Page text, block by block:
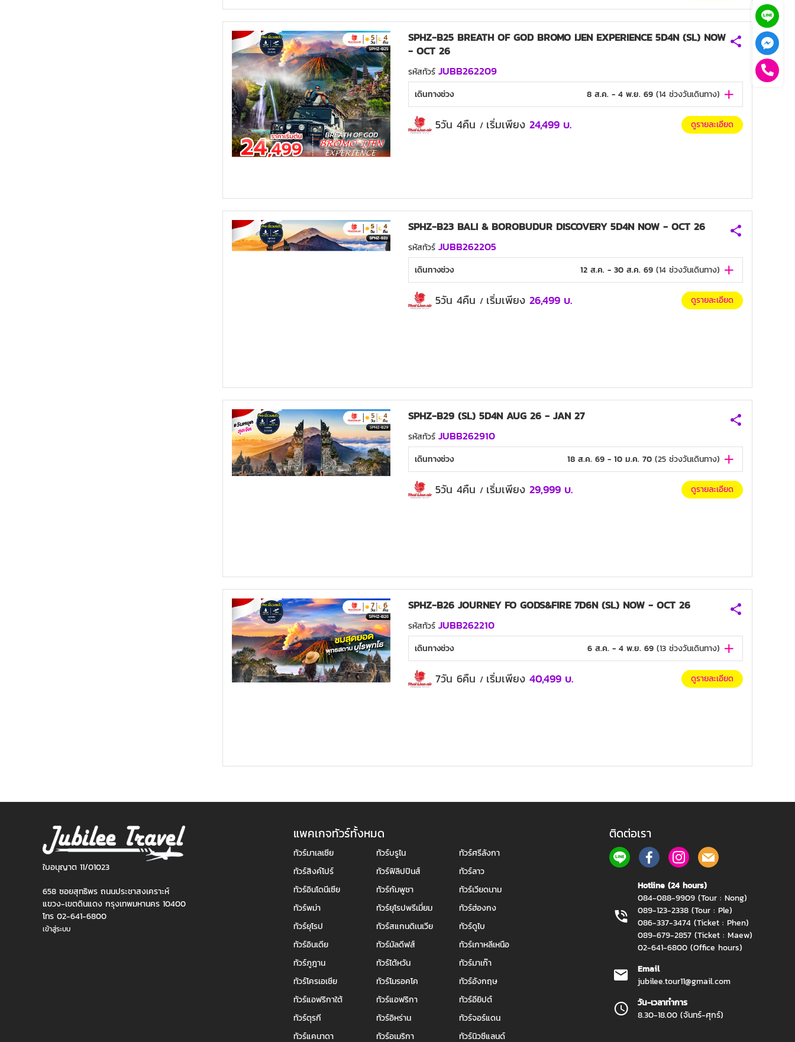
SPHZ-B25 BREATH OF GOD BROMO IJEN EXPERIENCE 5D4N (SL) NOW
- OCT 26
รหัสทัวร์ JUBB262209
เดินทางช่วง 8 ส.ค. - 4 พ.ย. 69 (14ช่วงวันเดินทาง)
5วัน 4คืน / เริ่มเพียง 24,499 บ. ดูรายละเอียด
SPHZ-B23 BALI & BOROBUDUR DISCOVERY 5D4N NOW - OCT 26
รหัสทัวร์ JUBB262205
เดินทางช่วง 12 ส.ค. - 30 ส.ค. 69 (14ช่วงวันเดินทาง)
5วัน 4คืน / เริ่มเพียง 26,499 บ. ดูรายละเอียด
SPHZ-B29 (SL) 5D4N AUG 26 - JAN 27
รหัสทัวร์ JUBB262910
เดินทางช่วง 18 ส.ค. 69 - 10 ม.ค. 70 (25ช่วงวันเดินทาง)
5วัน 4คืน / เริ่มเพียง 29,999 บ. ดูรายละเอียด
SPHZ-B26 JOURNEY FO GODS&FIRE 7D6N (SL) NOW - OCT 26
รหัสทัวร์ JUBB262210
เดินทางช่วง 6 ส.ค. - 4 พ.ย. 69 (13ช่วงวันเดินทาง)
7วัน 6คืน / เริ่มเพียง 40,499 บ. ดูรายละเอียด
ใบอนุญาต 11/01023
658 ซอยสุทธิพร ถนนประชาสงเคราะห์
แขวง-เขตดินแดง กรุงเทพมหานคร 10400
โทร 02-641-6800
เข้าสู่ระบบ
แพคเกจทัวร์ทั้งหมด
ทัวร์มาเลเซีย ทัวร์บรูไน
ทัวร์ศรีลังกา
ทัวร์สิงค์โปร์
ทัวร์ฟิลิปปินส์
ทัวร์ลาว
ทัวร์อินโดนีเซีย
ทัวร์กัมพูชา
ทัวร์เวียดนาม
ทัวร์พม่า
ทัวร์ยุโรปพรีเมี่ยม
ทัวร์ฮ่องกง
ทัวร์ยุโรป
ทัวร์สแกนดิเนเวีย
ทัวร์ดูไบ
ทัวร์อินเดีย
ทัวร์มัลดีฟส์
ทัวร์เกาหลีเหนือ
ทัวร์ภูฎาน
ทัวร์ไต้หวัน
ทัวร์มาเก๊า
ทัวร์โครเอเชีย
ทัวร์โมรอคโค
ทัวร์อังกฤษ
ทัวร์แอฟริกาใต้
ทัวร์แอฟริกา
ทัวร์อียิปต์
ทัวร์ตุรกี
ทัวร์อิหร่าน
ทัวร์จอร์แดน
ทัวร์แคนาดา
ทัวร์อเมริกา ทัวร์นิวซีแลนด์
ติดต่อเรา
Hotline (24 hours)
084-088-9909 (Tour : Nong)
089-123-2338 (Tour : Ple)
086-337-3474 (Ticket : Phen)
089-679-2857 (Ticket : Maew)
02-641-6800 (Office hours)
Email
jubilee.tour11@gmail.com
วัน-เวลาทำการ
8.30-18.00 (จันทร์-ศุกร์)